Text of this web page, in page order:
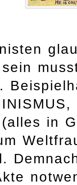
(alles in